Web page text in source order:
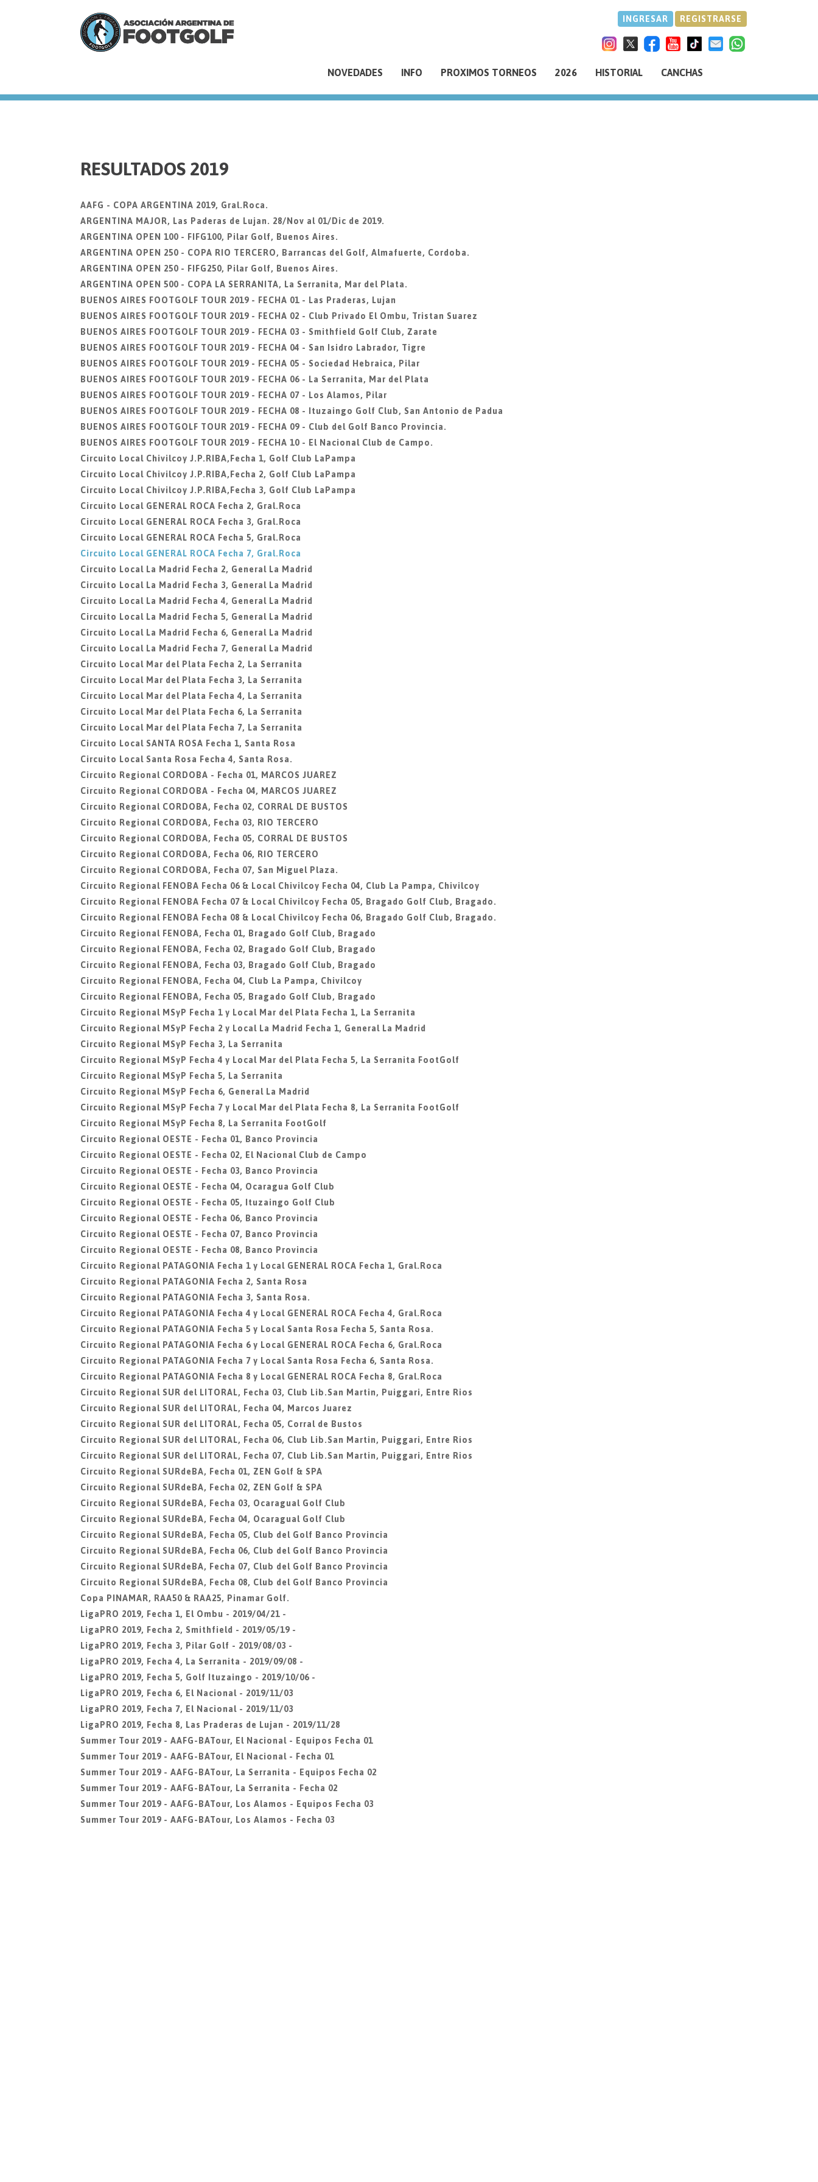
we
INGRESAR REGISTRARSE
NOVEDADES INFO PROXIMOS TORNEOS 2026 HISTORIAL CANCHAS
RESULTADOS 2019
AAFG - COPA ARGENTINA 2019, Gral.Roca.
ARGENTINA MAJOR, Las Paderas de Lujan. 28/Nov al 01/Dic de 2019.
ARGENTINA OPEN 100 - FIFG100, Pilar Golf, Buenos Aires.
ARGENTINA OPEN 250 - COPA RIO TERCERO, Barrancas del Golf, Almafuerte, Cordoba.
ARGENTINA OPEN 250 - FIFG250, Pilar Golf, Buenos Aires.
ARGENTINA OPEN 500 - COPA LA SERRANITA, La Serranita, Mar del Plata.
BUENOS AIRES FOOTGOLF TOUR 2019 - FECHA 01 - Las Praderas, Lujan
BUENOS AIRES FOOTGOLF TOUR 2019 - FECHA 02 - Club Privado El Ombu, Tristan Suarez
BUENOS AIRES FOOTGOLF TOUR 2019 - FECHA 03 - Smithfield Golf Club, Zarate
BUENOS AIRES FOOTGOLF TOUR 2019 - FECHA 04 - San Isidro Labrador, Tigre
BUENOS AIRES FOOTGOLF TOUR 2019 - FECHA 05 - Sociedad Hebraica, Pilar
BUENOS AIRES FOOTGOLF TOUR 2019 - FECHA 06 - La Serranita, Mar del Plata
BUENOS AIRES FOOTGOLF TOUR 2019 - FECHA 07 - Los Alamos, Pilar
BUENOS AIRES FOOTGOLF TOUR 2019 - FECHA 08 - Ituzaingo Golf Club, San Antonio de Padua
BUENOS AIRES FOOTGOLF TOUR 2019 - FECHA 09 - Club del Golf Banco Provincia.
BUENOS AIRES FOOTGOLF TOUR 2019 - FECHA 10 - El Nacional Club de Campo.
Circuito Local Chivilcoy J.P.RIBA,Fecha 1, Golf Club LaPampa
Circuito Local Chivilcoy J.P.RIBA,Fecha 2, Golf Club LaPampa
Circuito Local Chivilcoy J.P.RIBA,Fecha 3, Golf Club LaPampa
Circuito Local GENERAL ROCA Fecha 2, Gral.Roca
Circuito Local GENERAL ROCA Fecha 3, Gral.Roca
Circuito Local GENERAL ROCA Fecha 5, Gral.Roca
Circuito Local GENERAL ROCA Fecha 7, Gral.Roca
Circuito Local La Madrid Fecha 2, General La Madrid
Circuito Local La Madrid Fecha 3, General La Madrid
Circuito Local La Madrid Fecha 4, General La Madrid
Circuito Local La Madrid Fecha 5, General La Madrid
Circuito Local La Madrid Fecha 6, General La Madrid
Circuito Local La Madrid Fecha 7, General La Madrid
Circuito Local Mar del Plata Fecha 2, La Serranita
Circuito Local Mar del Plata Fecha 3, La Serranita
Circuito Local Mar del Plata Fecha 4, La Serranita
Circuito Local Mar del Plata Fecha 6, La Serranita
Circuito Local Mar del Plata Fecha 7, La Serranita
Circuito Local SANTA ROSA Fecha 1, Santa Rosa
Circuito Local Santa Rosa Fecha 4, Santa Rosa.
Circuito Regional CORDOBA - Fecha 01, MARCOS JUAREZ
Circuito Regional CORDOBA - Fecha 04, MARCOS JUAREZ
Circuito Regional CORDOBA, Fecha 02, CORRAL DE BUSTOS
Circuito Regional CORDOBA, Fecha 03, RIO TERCERO
Circuito Regional CORDOBA, Fecha 05, CORRAL DE BUSTOS
Circuito Regional CORDOBA, Fecha 06, RIO TERCERO
Circuito Regional CORDOBA, Fecha 07, San Miguel Plaza.
Circuito Regional FENOBA Fecha 06 & Local Chivilcoy Fecha 04, Club La Pampa, Chivilcoy
Circuito Regional FENOBA Fecha 07 & Local Chivilcoy Fecha 05, Bragado Golf Club, Bragado.
Circuito Regional FENOBA Fecha 08 & Local Chivilcoy Fecha 06, Bragado Golf Club, Bragado.
Circuito Regional FENOBA, Fecha 01, Bragado Golf Club, Bragado
Circuito Regional FENOBA, Fecha 02, Bragado Golf Club, Bragado
Circuito Regional FENOBA, Fecha 03, Bragado Golf Club, Bragado
Circuito Regional FENOBA, Fecha 04, Club La Pampa, Chivilcoy
Circuito Regional FENOBA, Fecha 05, Bragado Golf Club, Bragado
Circuito Regional MSyP Fecha 1 y Local Mar del Plata Fecha 1, La Serranita
Circuito Regional MSyP Fecha 2 y Local La Madrid Fecha 1, General La Madrid
Circuito Regional MSyP Fecha 3, La Serranita
Circuito Regional MSyP Fecha 4 y Local Mar del Plata Fecha 5, La Serranita FootGolf
Circuito Regional MSyP Fecha 5, La Serranita
Circuito Regional MSyP Fecha 6, General La Madrid
Circuito Regional MSyP Fecha 7 y Local Mar del Plata Fecha 8, La Serranita FootGolf
Circuito Regional MSyP Fecha 8, La Serranita FootGolf
Circuito Regional OESTE - Fecha 01, Banco Provincia
Circuito Regional OESTE - Fecha 02, El Nacional Club de Campo
Circuito Regional OESTE - Fecha 03, Banco Provincia
Circuito Regional OESTE - Fecha 04, Ocaragua Golf Club
Circuito Regional OESTE - Fecha 05, Ituzaingo Golf Club
Circuito Regional OESTE - Fecha 06, Banco Provincia
Circuito Regional OESTE - Fecha 07, Banco Provincia
Circuito Regional OESTE - Fecha 08, Banco Provincia
Circuito Regional PATAGONIA Fecha 1 y Local GENERAL ROCA Fecha 1, Gral.Roca
Circuito Regional PATAGONIA Fecha 2, Santa Rosa
Circuito Regional PATAGONIA Fecha 3, Santa Rosa.
Circuito Regional PATAGONIA Fecha 4 y Local GENERAL ROCA Fecha 4, Gral.Roca
Circuito Regional PATAGONIA Fecha 5 y Local Santa Rosa Fecha 5, Santa Rosa.
Circuito Regional PATAGONIA Fecha 6 y Local GENERAL ROCA Fecha 6, Gral.Roca
Circuito Regional PATAGONIA Fecha 7 y Local Santa Rosa Fecha 6, Santa Rosa.
Circuito Regional PATAGONIA Fecha 8 y Local GENERAL ROCA Fecha 8, Gral.Roca
Circuito Regional SUR del LITORAL, Fecha 03, Club Lib.San Martin, Puiggari, Entre Rios
Circuito Regional SUR del LITORAL, Fecha 04, Marcos Juarez
Circuito Regional SUR del LITORAL, Fecha 05, Corral de Bustos
Circuito Regional SUR del LITORAL, Fecha 06, Club Lib.San Martin, Puiggari, Entre Rios
Circuito Regional SUR del LITORAL, Fecha 07, Club Lib.San Martin, Puiggari, Entre Rios
Circuito Regional SURdeBA, Fecha 01, ZEN Golf & SPA
Circuito Regional SURdeBA, Fecha 02, ZEN Golf & SPA
Circuito Regional SURdeBA, Fecha 03, Ocaragual Golf Club
Circuito Regional SURdeBA, Fecha 04, Ocaragual Golf Club
Circuito Regional SURdeBA, Fecha 05, Club del Golf Banco Provincia
Circuito Regional SURdeBA, Fecha 06, Club del Golf Banco Provincia
Circuito Regional SURdeBA, Fecha 07, Club del Golf Banco Provincia
Circuito Regional SURdeBA, Fecha 08, Club del Golf Banco Provincia
Copa PINAMAR, RAA50 & RAA25, Pinamar Golf.
LigaPRO 2019, Fecha 1, El Ombu - 2019/04/21 -
LigaPRO 2019, Fecha 2, Smithfield - 2019/05/19 -
LigaPRO 2019, Fecha 3, Pilar Golf - 2019/08/03 -
LigaPRO 2019, Fecha 4, La Serranita - 2019/09/08 -
LigaPRO 2019, Fecha 5, Golf Ituzaingo - 2019/10/06 -
LigaPRO 2019, Fecha 6, El Nacional - 2019/11/03
LigaPRO 2019, Fecha 7, El Nacional - 2019/11/03
LigaPRO 2019, Fecha 8, Las Praderas de Lujan - 2019/11/28
Summer Tour 2019 - AAFG-BATour, El Nacional - Equipos Fecha 01
Summer Tour 2019 - AAFG-BATour, El Nacional - Fecha 01
Summer Tour 2019 - AAFG-BATour, La Serranita - Equipos Fecha 02
Summer Tour 2019 - AAFG-BATour, La Serranita - Fecha 02
Summer Tour 2019 - AAFG-BATour, Los Alamos - Equipos Fecha 03
Summer Tour 2019 - AAFG-BATour, Los Alamos - Fecha 03